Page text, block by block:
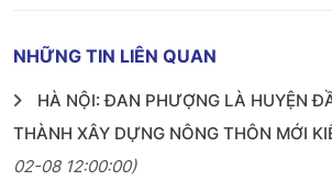
NHỮNG TIN LIÊN QUAN
HÀ NỘI: ĐAN PHƯỢNG LÀ HUYỆN
THÀNH XÂY DỰNG NÔNG THÔN MỚI
02-08 12:00:00)